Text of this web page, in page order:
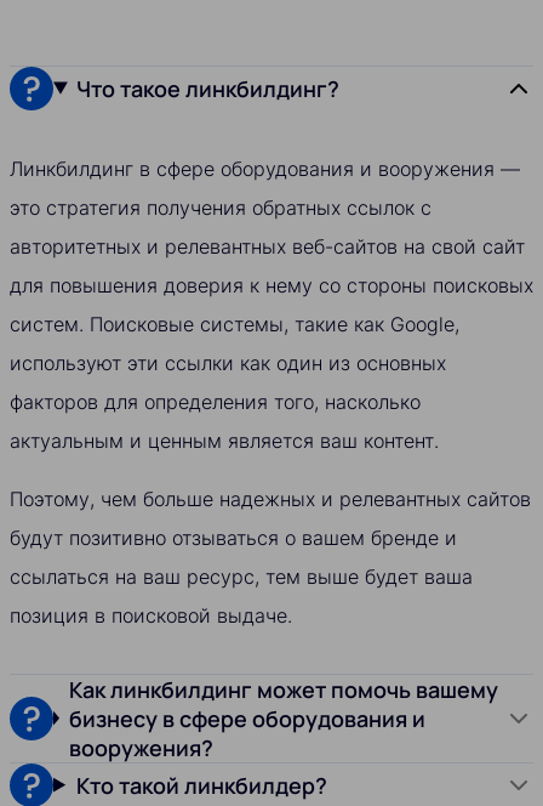
Что такое линкбилдинг?
Линкбилдинг в сфере оборудования и вооружения —
это стратегия получения обратных ссылок с
авторитетных и релевантных веб-сайтов на свой сайт
для повышения доверия к нему со стороны поисковых
систем. Поисковые системы, такие как Google,
используют эти ссылки как один из основных
факторов для определения того, насколько
актуальным и ценным является ваш контент.
Поэтому, чем больше надежных и релевантных сайтов
будут позитивно отзываться о вашем бренде и
ссылаться на ваш ресурс, тем выше будет ваша
позиция в поисковой выдаче.
Как линкбилдинг может помочь вашему
бизнесу в сфере оборудования и
вооружения?
Кто такой линкбилдер?